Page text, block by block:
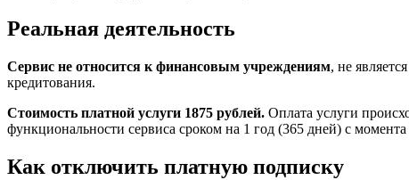
Реальная деятельность
Сервис не относится к финансовым учреждениям, не
кредитования.
Стоимость платной услуги 1875 рублей. Оплата услуги
функциональности сервиса сроком на 1 год (365 дней) с
Как отключить платную подписку